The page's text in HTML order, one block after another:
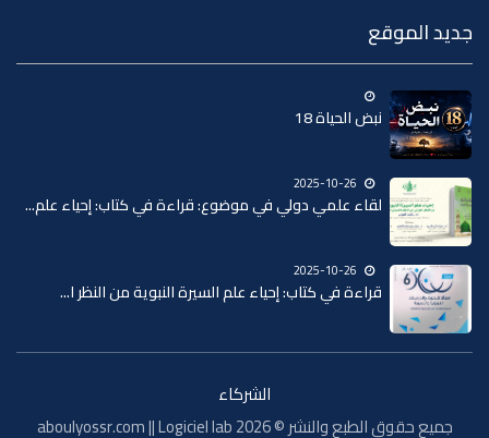
جديد الموقع
نبض الحياة 18
2025-10-26
لقاء علمي دولي في موضوع: قراءة في كتاب: إحياء علم...
2025-10-26
قراءة في كتاب: إحياء علم السيرة النبوية من النظر ا...
الشركاء
جميع حقوق الطبع والنشر © 2026 aboulyossr.com || Logiciel lab